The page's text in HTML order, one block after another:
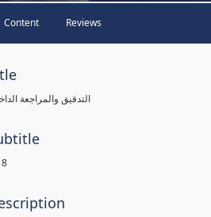
Content Reviews
التدقيق والمراجعة